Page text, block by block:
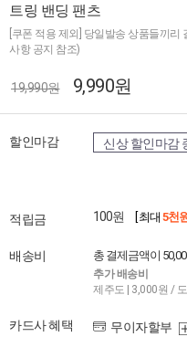
트링 밴딩 팬츠
[쿠폰 적용 제외] 당일발송 상품들끼
사항 공지 참조)
19,990원 9,990원
할인마감 신상 할인마감
적립금 100원 [ 최대 5천원
배송비 총 결제금액이
추가 배송비
제주도 | 3,000원 /
카드사 혜택 무이자할부